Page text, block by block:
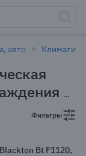
авто
в
товары
Фильтры
Bt F1120,